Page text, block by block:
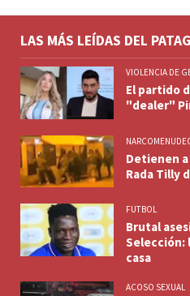
LAS MÁS LEÍDAS DEL
VIOLENCIA DE
El partido
"dealer"
Detienen
Rada Tilly
FUTBOL
Brutal
Selección:
casa
ACOSO SEXUAL